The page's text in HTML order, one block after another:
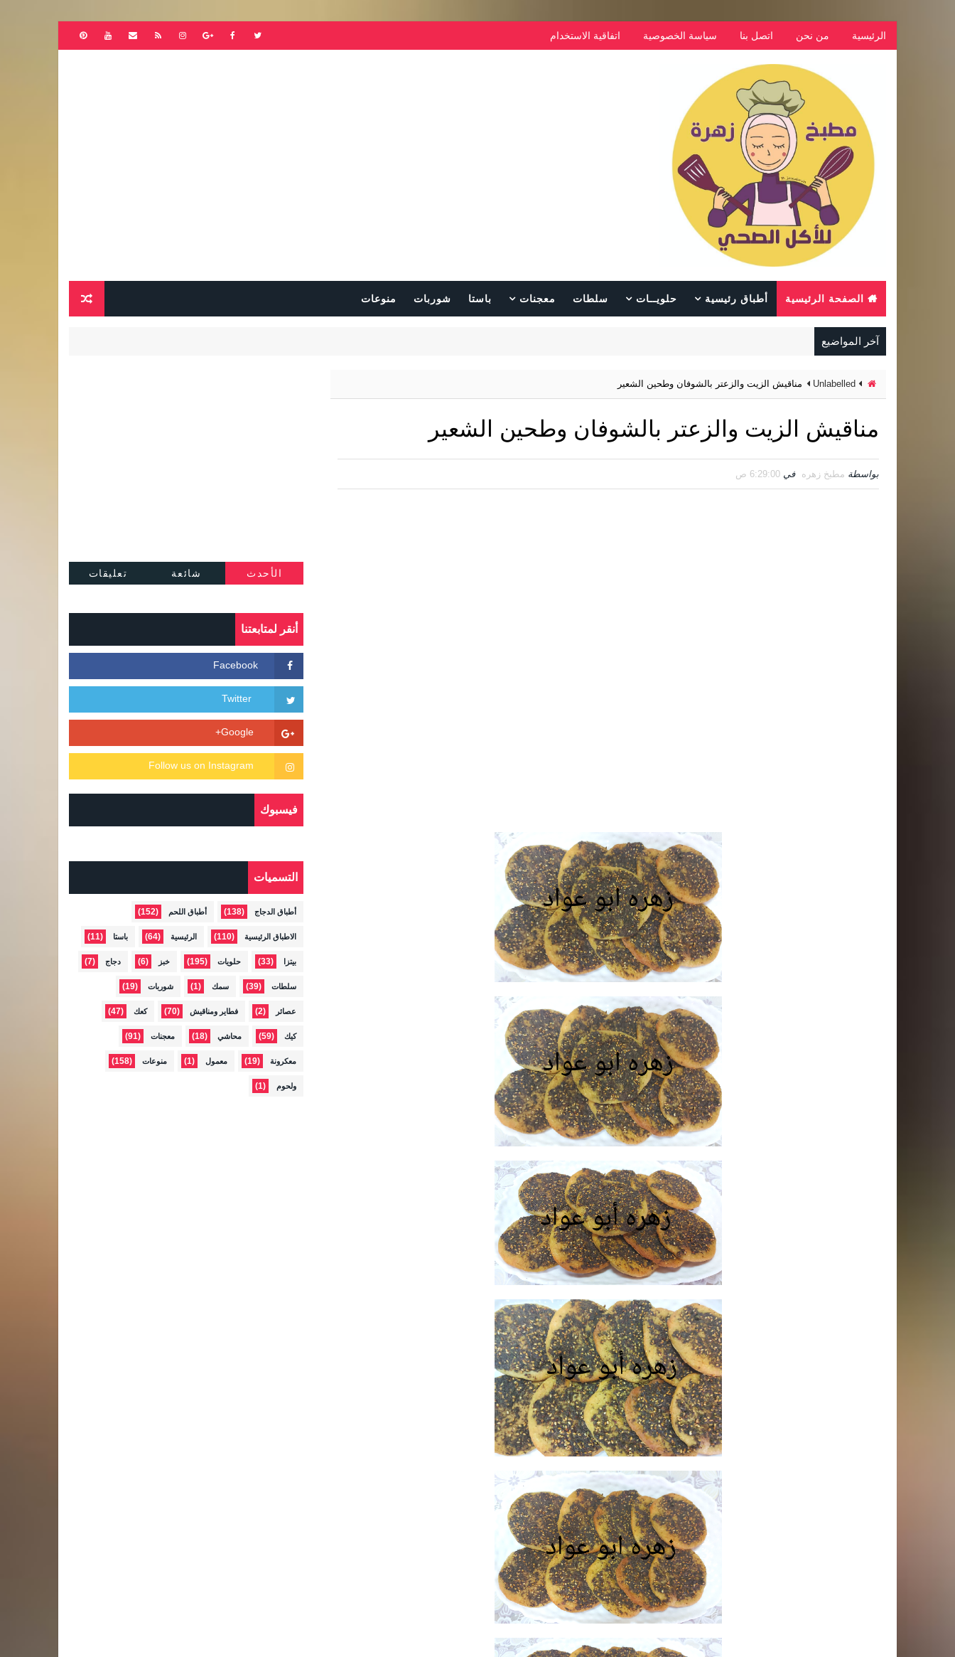
الرئيسية من نحن اتصل بنا سياسة الخصوصية اتفاقية الاستخدام
الصفحة الرئيسية أطباق رئيسية حلويــات سلطات معجنات باستا شوربات منوعات
آخر المواضيع
مناقيش الزيت والزعتر بالشوفان وطحين الشعير
مناقيش الزيت والزعتر بالشوفان وطحين الشعير
بواسطة مطبخ زهره في 6:29:00 ص
الأحدث شائعة تعليقات
أنقر لمتابعتنا
فيسبوك
التسميات
أطباق الدجاج (138) أطباق اللحم (152)
الاطباق الرئيسية (110) الرئيسية (64) باستا (11)
بيتزا (33) حلويات (195) خبز (6) دجاج (7)
سلطات (39) سمك (1) شوربات (19)
عصائر (2) فطاير ومناقيش (70) كعك (47)
كيك (59) محاشي (18) معجنات (91)
معكرونة (19) معمول (1) منوعات (158)
ولحوم (1)